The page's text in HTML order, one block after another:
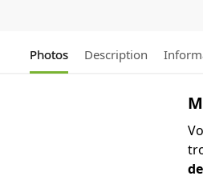
Photos Description